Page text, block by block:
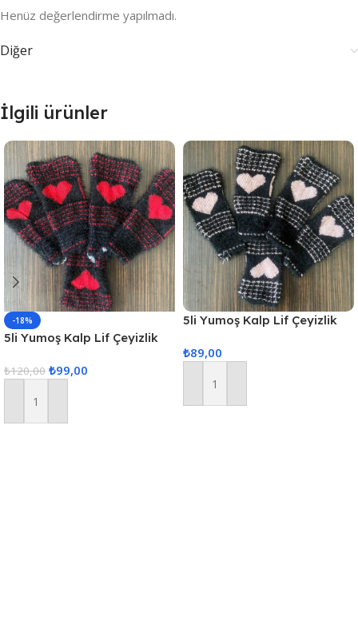
Henüz değerlendirme yapılmadı.
Diğer
İlgili ürünler
-18%
5li Yumoş Kalp Lif Çeyizlik
₺120,00 ₺99,00
Sepete Ekle
5li Yumoş Kalp Lif Çeyizlik
₺89,00
Sepete Ekle